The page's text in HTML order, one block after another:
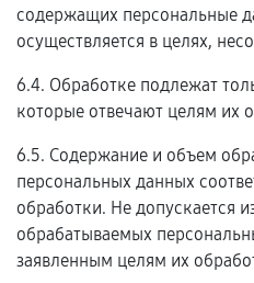
содержащих персональные
осуществляется в целях,
6.4. Обработке подлежат
которые отвечают целям их
6.5. Содержание и объем
персональных данных
обработки. Не допускается
обрабатываемых
заявленным целям их